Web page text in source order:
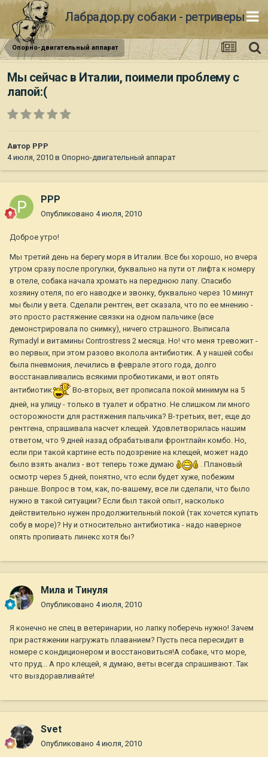
Лабрадор.ру собаки - ретриверы
Опорно-двигательный аппарат
Мы сейчас в Италии, поимели проблему с
лапой:(
Автор РРР
4 июля, 2010 в Опорно-двигательный аппарат
РРР
Опубликовано 4 июля, 2010
Доброе утро!
Мы третий день на берегу моря в Италии. Все бы хорошо, но вчера
утром сразу после прогулки, буквально на пути от лифта к номеру
в отеле, собака начала хромать на переднюю лапу. Спасибо
хозяину отеля, по его наводке и звонку, буквально через 10 минут
мы были у вета. Сделали рентген, вет сказала, что по ее мнению -
это просто растяжение связки на одном пальчике (все
демонстрировала по снимку), ничего страшного. Выписала
Rymadyl и витамины Controstress 2 месяца. Но! что меня тревожит -
во первых, при этом разово вколола антибиотик. А у нашей собы
была пневмония, лечились в феврале этого года, долго
восстанавливались всякими пробиотиками, и вот опять
антибиотик
Во-вторых, вет прописала покой минимум на 5
дней, на улицу - только в туалет и обратно. Не слишком ли много
осторожности для растяжения пальчика? В-третьих, вет, еще до
рентгена, спрашивала насчет клещей. Удовлетворилась нашим
ответом, что 9 дней назад обрабатывали фронтлайн комбо. Но,
если при такой картине есть подозрение на клещей, может надо
было взять анализ - вот теперь тоже думаю
. Плановый
осмотр через 5 дней, понятно, что если будет хуже, побежим
раньше. Вопрос в том, как, по-вашему, все ли сделали, что было
нужно в такой ситуации? Если был такой опыт, насколько
действительно нужен продолжительный покой (так хочется купать
собу в море)? Ну и относительно антибиотика - надо наверное
опять пропивать линекс хотя бы?
Мила и Тинуля
Опубликовано 4 июля, 2010
Я конечно не спец в ветеринарии, но лапку поберечь нужно! Зачем
при растяжении нагружать плаванием? Пусть песа пересидит в
номере с кондиционером и восстановиться!А собаке, что море,
что пруд... А про клещей, я думаю, веты всегда спрашивают. Так
что выздоравливайте!
Svet
Опубликовано 4 июля, 2010